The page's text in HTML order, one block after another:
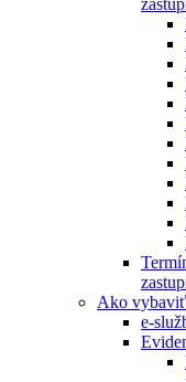
Ako vybaviť
e-